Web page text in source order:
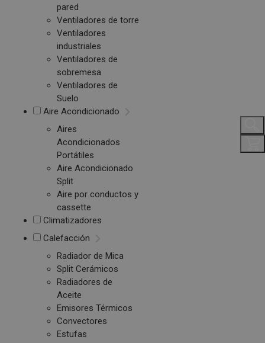
pared
Ventiladores de torre
Ventiladores
industriales
Ventiladores de
sobremesa
Ventiladores de
Suelo
Aire Acondicionado
Aires
Acondicionados
Portátiles
Aire Acondicionado
Split
Aire por conductos y
cassette
Climatizadores
Calefacción
Radiador de Mica
Split Cerámicos
Radiadores de
Aceite
Emisores Térmicos
Convectores
Estufas